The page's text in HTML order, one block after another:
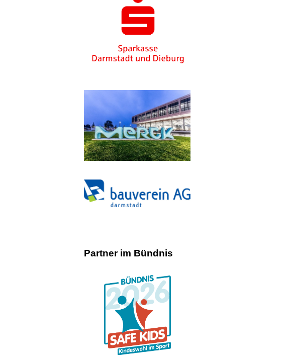
Partner im Bündnis